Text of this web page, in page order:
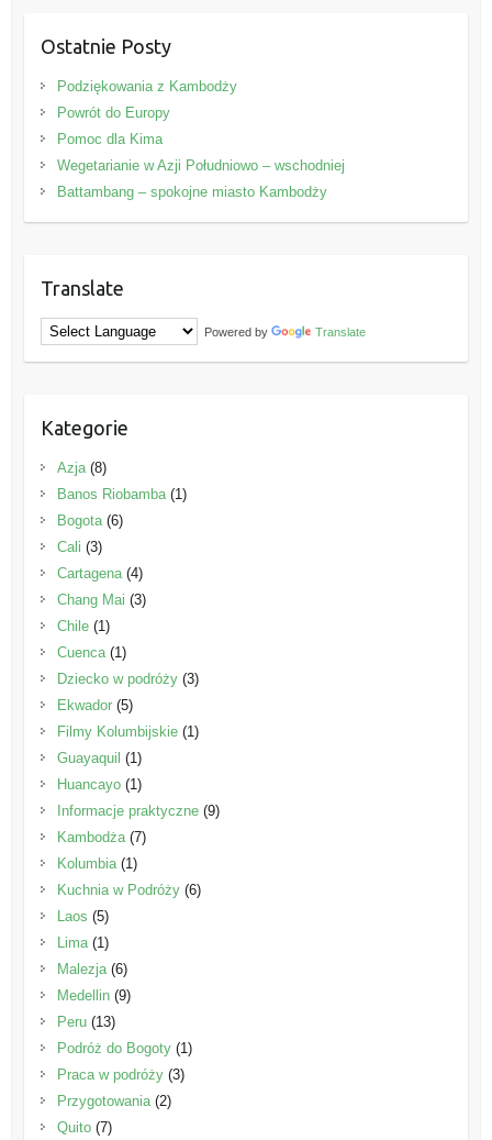
Ostatnie Posty
Podziękowania z Kambodży
Powrót do Europy
Pomoc dla Kima
Wegetarianie w Azji Południowo – wschodniej
Battambang – spokojne miasto Kambodży
Translate
Powered by Translate
Kategorie
Azja(8)
Banos Riobamba(1)
Bogota(6)
Cali (3)
Cartagena(4)
Chang Mai (3)
Chile(1)
Cuenca(1)
Dziecko w podróży(3)
Ekwador(5)
Filmy Kolumbijskie(1)
Guayaquil (1)
Huancayo(1)
Informacje praktyczne(9)
Kambodża(7)
Kolumbia(1)
Kuchnia w Podróży(6)
Laos (5)
Lima(1)
Malezja(6)
Medellin(9)
Peru(13)
Podróż do Bogoty(1)
Praca w podróży(3)
Przygotowania(2)
Quito(7)